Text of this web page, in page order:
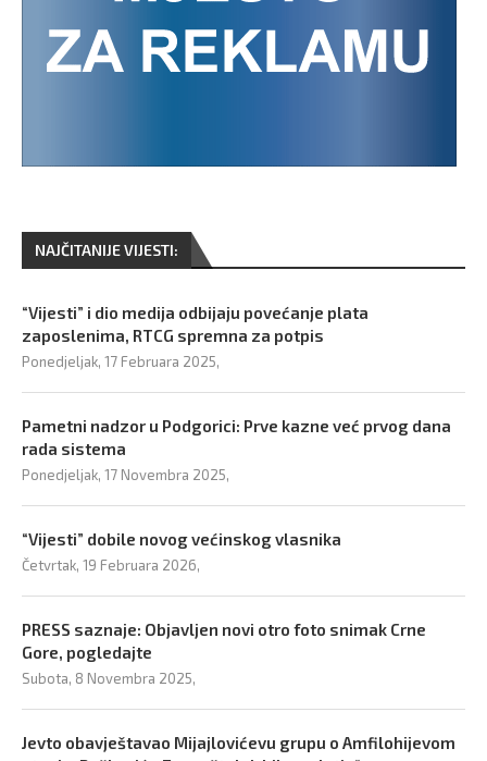
NAJČITANIJE VIJESTI:
“Vijesti” i dio medija odbijaju povećanje plata
zaposlenima, RTCG spremna za potpis
Ponedjeljak, 17 Februara 2025,
Pametni nadzor u Podgorici: Prve kazne već prvog dana
rada sistema
Ponedjeljak, 17 Novembra 2025,
“Vijesti” dobile novog većinskog vlasnika
Četvrtak, 19 Februara 2026,
PRESS saznaje: Objavljen novi otro foto snimak Crne
Gore, pogledajte
Subota, 8 Novembra 2025,
Jevto obavještavao Mijajlovićevu grupu o Amfilohijevom